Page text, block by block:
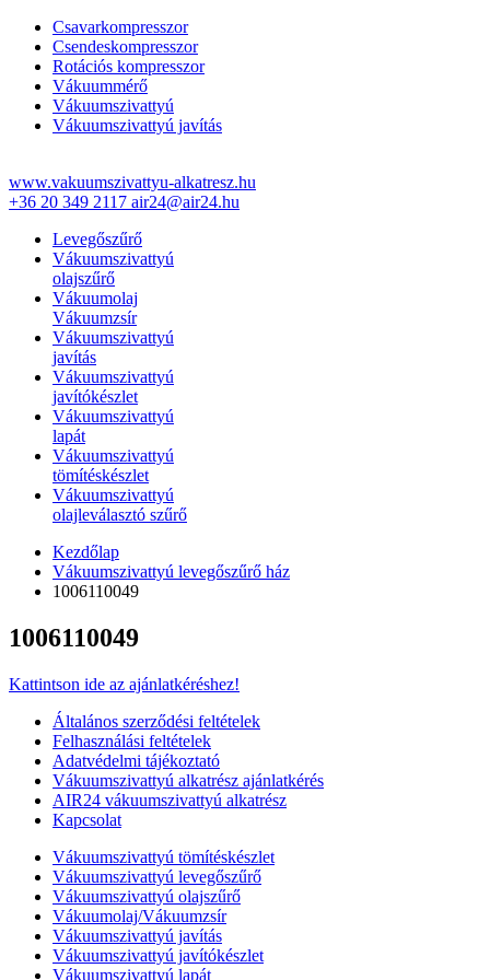
Csavarkompresszor
Csendeskompresszor
Rotációs kompresszor
Vákuummérő
Vákuumszivattyú
Vákuumszivattyú javítás
www.vakuumszivattyu-alkatresz.hu
+36 20 349 2117 air24@air24.hu
Levegőszűrő
Vákuumszivattyú
olajszűrő
Vákuumolaj
Vákuumzsír
Vákuumszivattyú
javítás
Vákuumszivattyú
javítókészlet
Vákuumszivattyú
lapát
Vákuumszivattyú
tömítéskészlet
Vákuumszivattyú
olajleválasztó szűrő
Kezdőlap
Vákuumszivattyú levegőszűrő ház
1006110049
1006110049
Kattintson ide az ajánlatkéréshez!
Általános szerződési feltételek
Felhasználási feltételek
Adatvédelmi tájékoztató
Vákuumszivattyú alkatrész ajánlatkérés
AIR24 vákuumszivattyú alkatrész
Kapcsolat
Vákuumszivattyú tömítéskészlet
Vákuumszivattyú levegőszűrő
Vákuumszivattyú olajszűrő
Vákuumolaj/Vákuumzsír
Vákuumszivattyú javítás
Vákuumszivattyú javítókészlet
Vákuumszivattyú lapát